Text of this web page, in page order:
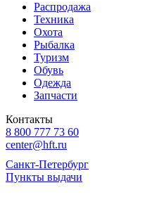
Распродажа
Техника
Охота
Рыбалка
Туризм
Обувь
Одежда
Запчасти
Контакты
8 800 777 73 60
center@hft.ru
Санкт-Петербург
Пункты выдачи